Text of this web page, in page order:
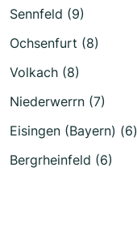
Sennfeld (9)
Ochsenfurt (8)
Volkach (8)
Niederwerrn (7)
Eisingen (Bayern) (6)
Bergrheinfeld (6)